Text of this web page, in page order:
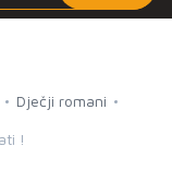
Dječji romani
!